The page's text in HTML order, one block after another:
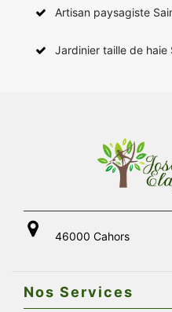
Artisan paysagiste
Jardinier taille de haie
46000 Cahors
Nos Services